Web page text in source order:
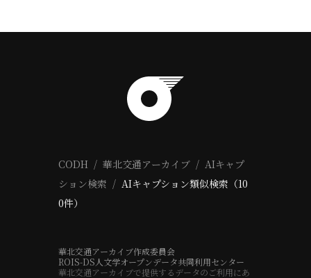
CODH 華北交通アーカイブ
AIキャプ
ション検索
AIキャプション類似検索（10
0件）
華北交通アーカイブ作成委員会
ROIS-DS人文学オープンデータ共同利用センター
華北交通アーカイブで提供するデータのご利用にあ